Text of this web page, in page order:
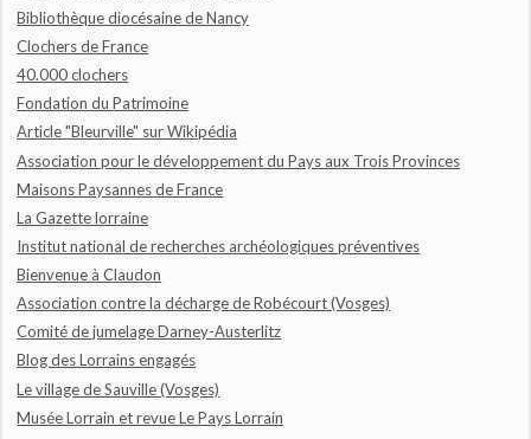
Bibliothèque diocésaine de Nancy
Clochers de France
40.000 clochers
Fondation du Patrimoine
Article "Bleurville" sur Wikipédia
Association pour le développement du Pays aux Trois Provinces
Maisons Paysannes de France
La Gazette lorraine
Institut national de recherches archéologiques préventives
Bienvenue à Claudon
Association contre la décharge de Robécourt (Vosges)
Comité de jumelage Darney-Austerlitz
Blog des Lorrains engagés
Le village de Sauville (Vosges)
Musée Lorrain et revue Le Pays Lorrain